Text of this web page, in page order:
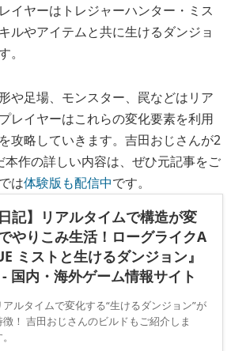
イヤーはトレジャーハンター・ミス
ルやアイテムと共に生けるダンジョ
。
や足場、モンスター、罠などはリア
レイヤーはこれらの変化要素を利用
攻略していきます。吉田おじさんが2
作の詳しい内容は、ぜひ元記事をご
は体験版も配信中です。
記】リアルタイムで構造が変
やりこみ生活！ローグライクA
ミストと生けるダンジョン』
内・海外ゲーム情報サイト
アルタイムで変化する“生けるダンジョン”が
徴！ 吉田おじさんのビルドもご紹介しま